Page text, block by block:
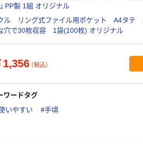
PP製 1組 オリジナル
ル リング式ファイル用ポケット A4タ
穴で30枚収容 1袋(100枚) オリジナル
1,356 （税込）
ワードタグ
いやすい #手頃